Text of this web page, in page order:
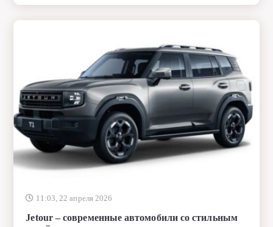
11:03, 22 апреля 2026
Jetour – современные автомобили со стильным